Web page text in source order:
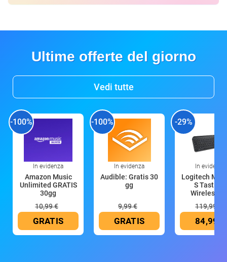
Ultime offerte del giorno
Vedi tutte
-100%
In evidenza
Amazon Music
Unlimited GRATIS
30gg
10,99 €
GRATIS
-100%
In evidenza
Audible: Gratis 30
gg
9,99 €
GRATIS
-29%
In evidenza
Logitech MX
S Tastiera
Wireless
119,99 €
84,99 €